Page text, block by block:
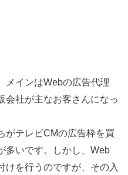
メインはWebの広告代理
会社が主なお客さんになっ
がテレビCMの広告枠を買
多いです。しかし、Web
けを行うのですが、その入